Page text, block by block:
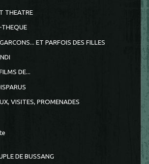
THEATRE
ET PARFOIS DES FILLES
DE...
VISITES, PROMENADES
DE BUSSANG